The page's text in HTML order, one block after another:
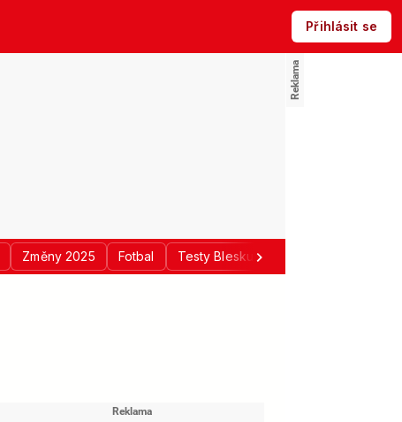
Změny 2025 Fotbal Testy Blesku
Přihlásit se